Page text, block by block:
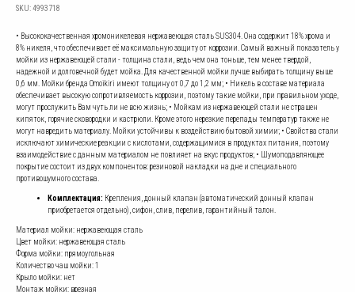
SKU:4993718
• Высококачественная хромоникелевая нержавеющая сталь SUS304. Она содержит 18% хрома и
8% никеля, что обеспечивает её максимальную защиту от коррозии. Самый важный показатель у
мойки из нержавеющей стали - толщина стали, ведь чем она тоньше, тем менее твердой,
надежной и долговечной будет мойка. Для качественной мойки лучше выбирать толщину выше
0,6 мм. Мойки бренда Omoikiri имеют толщину от 0,7 до 1,2 мм; • Никель в составе материала
обеспечивает высокую сопротивляемость коррозии, поэтому такие мойки, при правильном уходе,
могут прослужить Вам чуть ли не всю жизнь; • Мойкам из нержавеющей стали не страшен
кипяток, горячие сковородки и кастрюли. Кроме этого нерезкие перепады температур также не
могут навредить материалу. Мойки устойчивы к воздействию бытовой химии; • Свойства стали
исключают химические реакции с кислотами, содержащимися в продуктах питания, поэтому
взаимодействие с данным материалом не повлияет на вкус продуктов; • Шумоподавляющее
покрытие состоит из двух компонентов: резиновой накладки на дне и специального
противошумного состава.
Комплектация: Крепления, донный клапан (автоматический донный клапан
приобретается отдельно), сифон, слив, перелив, гарантийный талон.
Материал мойки: нержавеющая сталь
Цвет мойки: нержавеющая сталь
Форма мойки: прямоугольная
Количество чаш мойки: 1
Крыло мойки: нет
Монтаж мойки: врезная